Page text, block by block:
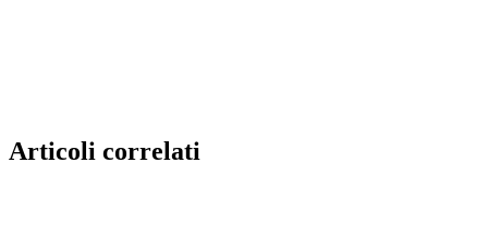
Articoli correlati